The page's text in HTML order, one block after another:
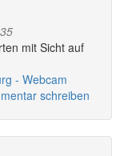
mit Sicht auf
Webcam
schreiben